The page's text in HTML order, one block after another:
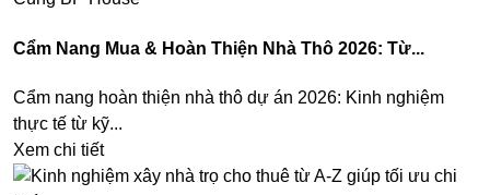
Cẩm Nang Mua & Hoàn Thiện Nhà Thô 2026: Từ...
Cẩm nang hoàn thiện nhà thô dự án 2026: Kinh nghiệm
thực tế từ kỹ...
Xem chi tiết